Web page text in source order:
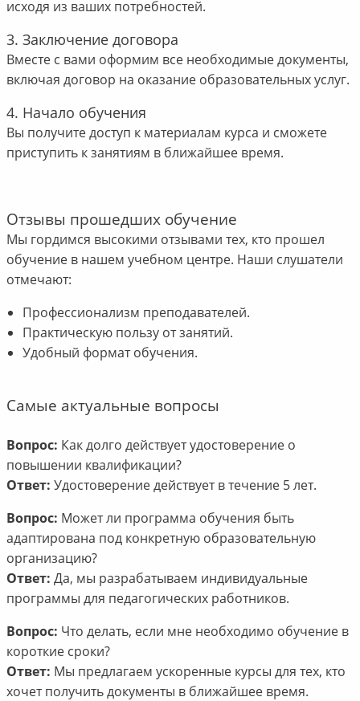
исходя из ваших потребностей.
3. Заключение договора
Вместе с вами оформим все необходимые документы,
включая договор на оказание образовательных услуг.
4. Начало обучения
Вы получите доступ к материалам курса и сможете
приступить к занятиям в ближайшее время.
Отзывы прошедших обучение
Мы гордимся высокими отзывами тех, кто прошел
обучение в нашем учебном центре. Наши слушатели
отмечают:
Профессионализм преподавателей.
Практическую пользу от занятий.
Удобный формат обучения.
Самые актуальные вопросы
Вопрос: Как долго действует удостоверение о
повышении квалификации?
Ответ: Удостоверение действует в течение 5 лет.
Вопрос: Может ли программа обучения быть
адаптирована под конкретную образовательную
организацию?
Ответ: Да, мы разрабатываем индивидуальные
программы для педагогических работников.
Вопрос: Что делать, если мне необходимо обучение в
короткие сроки?
Ответ: Мы предлагаем ускоренные курсы для тех, кто
хочет получить документы в ближайшее время.